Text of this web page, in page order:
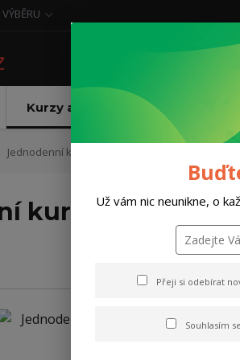
Kurzy a trénink
Jednodenní kurz na lyžích - Vysočina(do
kurz na lyžích -
Už vám nic neunikne, o
Přeji si odebírat
Souhlasím se